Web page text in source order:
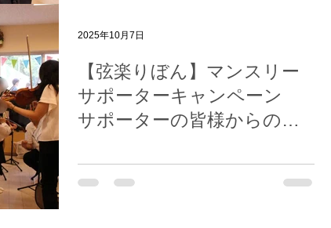
【弦楽りぼん】マンスリー
サポーターキャンペーン
サポーターの皆様からの応
す！その３
2025年10月7日